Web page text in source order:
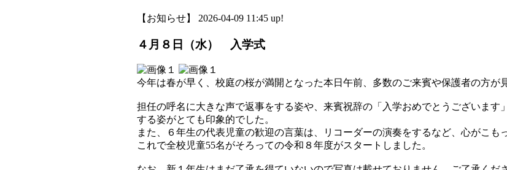
【お知らせ】 2026-04-09 11:45 up!
４月８日（水） 入学式
今年は春が早く、校庭の桜が満開となった本日午前、多数のご来賓や保護者の方が
担任の呼名に大きな声で返事をする姿や、来賓祝辞の「入学おめでとうございます
する姿がとても印象的でした。
また、６年生の代表児童の歓迎の言葉は、リコーダーの演奏をするなど、心がこ
これで全校児童55名がそろっての令和８年度がスタートしました。